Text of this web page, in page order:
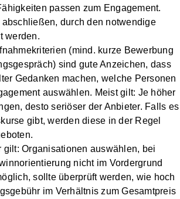
passen zum Engagement.
abschließen, durch den notwendige
werden.
(mind. kurze Bewerbung
sind gute Anzeichen, dass
Gedanken machen, welche Personen
auswählen. Meist gilt: Je höher
desto seriöser der Anbieter. Falls es
gibt, werden diese in der Regel
gilt: Organisationen auswählen, bei
nicht im Vordergrund
sollte überprüft werden, wie hoch
im Verhältnis zum Gesamtpreis